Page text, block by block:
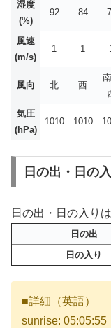
湿度
(%)
92 84
風速
(m/s)
1 1
風向 北 西
気圧
(hPa)
1010 1010
日の出・日の
日の出・日の入り
日の出
日の入り
■詳細（英語）
sunrise: 05:05:55